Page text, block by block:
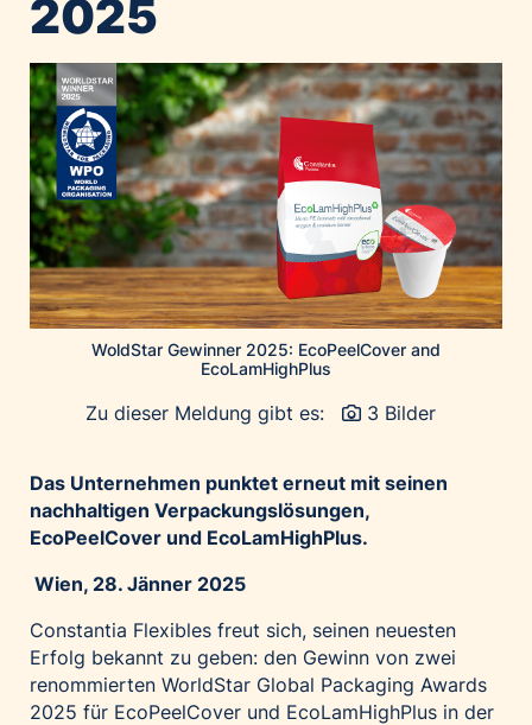
Huawei Consumer Business Group
IT:U
JP Immobilien
JYSK
Kroatische Zentrale für Tourismus
List Holding Gruppe
Marble House
Mediaplus
Microsoft
Muse Electronics
öbv – Österreichischer Bundesverlag
Ökopharm
Polestar
REXEL Austria
Starbucks
Superbrands Austria
2025
WoldStar Gewinner 2025: EcoPeelCover and
EcoLamHighPlus
Zu dieser Meldung gibt es: 3 Bilder
Das Unternehmen punktet erneut mit seinen
nachhaltigen Verpackungslösungen,
EcoPeelCover und EcoLamHighPlus.
Wien, 28. Jänner 2025
Constantia Flexibles freut sich, seinen neuesten
Erfolg bekannt zu geben: den Gewinn von zwei
renommierten WorldStar Global Packaging Awards
2025 für EcoPeelCover und EcoLamHighPlus in der